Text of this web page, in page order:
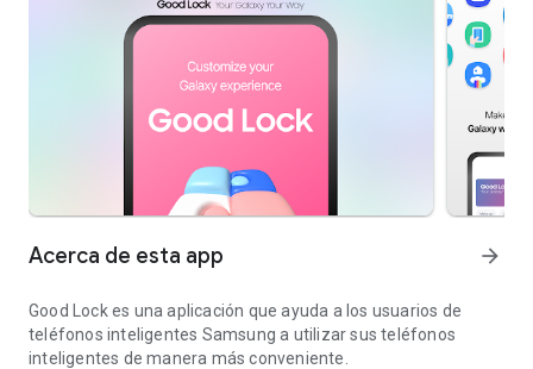
Acerca de esta app arrow_forward
Good Lock es una aplicación que ayuda a los usuarios de
teléfonos inteligentes Samsung a utilizar sus teléfonos
inteligentes de manera más conveniente.